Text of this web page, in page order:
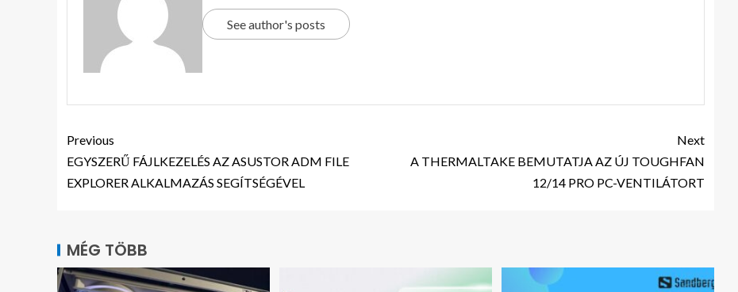
See author's posts
Previous
EGYSZERŰ FÁJLKEZELÉS AZ ASUSTOR ADM FILE
EXPLORER ALKALMAZÁS SEGÍTSÉGÉVEL
Next
A THERMALTAKE BEMUTATJA AZ ÚJ TOUGHFAN
12/14 PRO PC-VENTILÁTORT
MÉG TÖBB